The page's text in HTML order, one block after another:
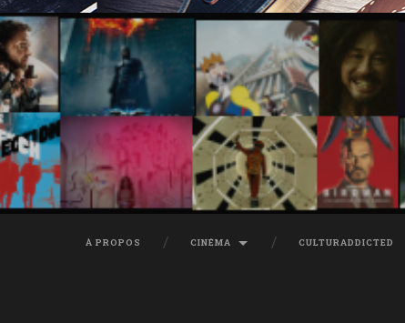
À PROPOS CINÉMA CULTURADDICTED